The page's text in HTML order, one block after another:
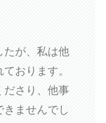
たが、私は他
おります。
ださり、他事
ませんでし